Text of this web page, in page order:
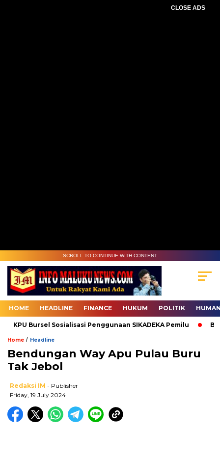
CLOSE ADS
SCROLL TO CONTINUE WITH CONTENT
HOME HEADLINE FINANCE HUKUM POLITIK
Bursel Sosialisasi Penggunaan SIKADEKA Pemilu
Home / Headline
Bendungan Way Apu Pulau Buru
Tak Jebol
Redaksi IM - Publisher
Friday, 19 July 2024